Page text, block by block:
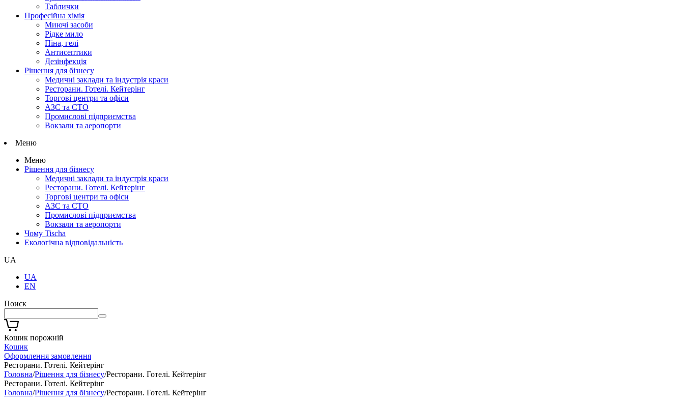
Таблички
Професійна хімія
Миючі засоби
Рідке мило
Піна, гелі
Антисептики
Дезінфекція
Рішення для бізнесу
Медичні заклади та індустрія краси
Ресторани. Готелі. Кейтерінг
Торгові центри та офіси
АЗС та СТО
Промислові підприємства
Вокзали та аеропорти
Меню
Меню
Рішення для бізнесу
Медичні заклади та індустрія краси
Ресторани. Готелі. Кейтерінг
Торгові центри та офіси
АЗС та СТО
Промислові підприємства
Вокзали та аеропорти
Чому Tischa
Екологічна відповідальність
UA
UA
EN
Поиск
Кошик порожній
Кошик
Оформлення замовлення
Ресторани. Готелі. Кейтерінг
Головна/Рішення для бізнесу/Ресторани. Готелі. Кейтерінг
Ресторани. Готелі. Кейтерінг
Головна/Рішення для бізнесу/Ресторани. Готелі. Кейтерінг